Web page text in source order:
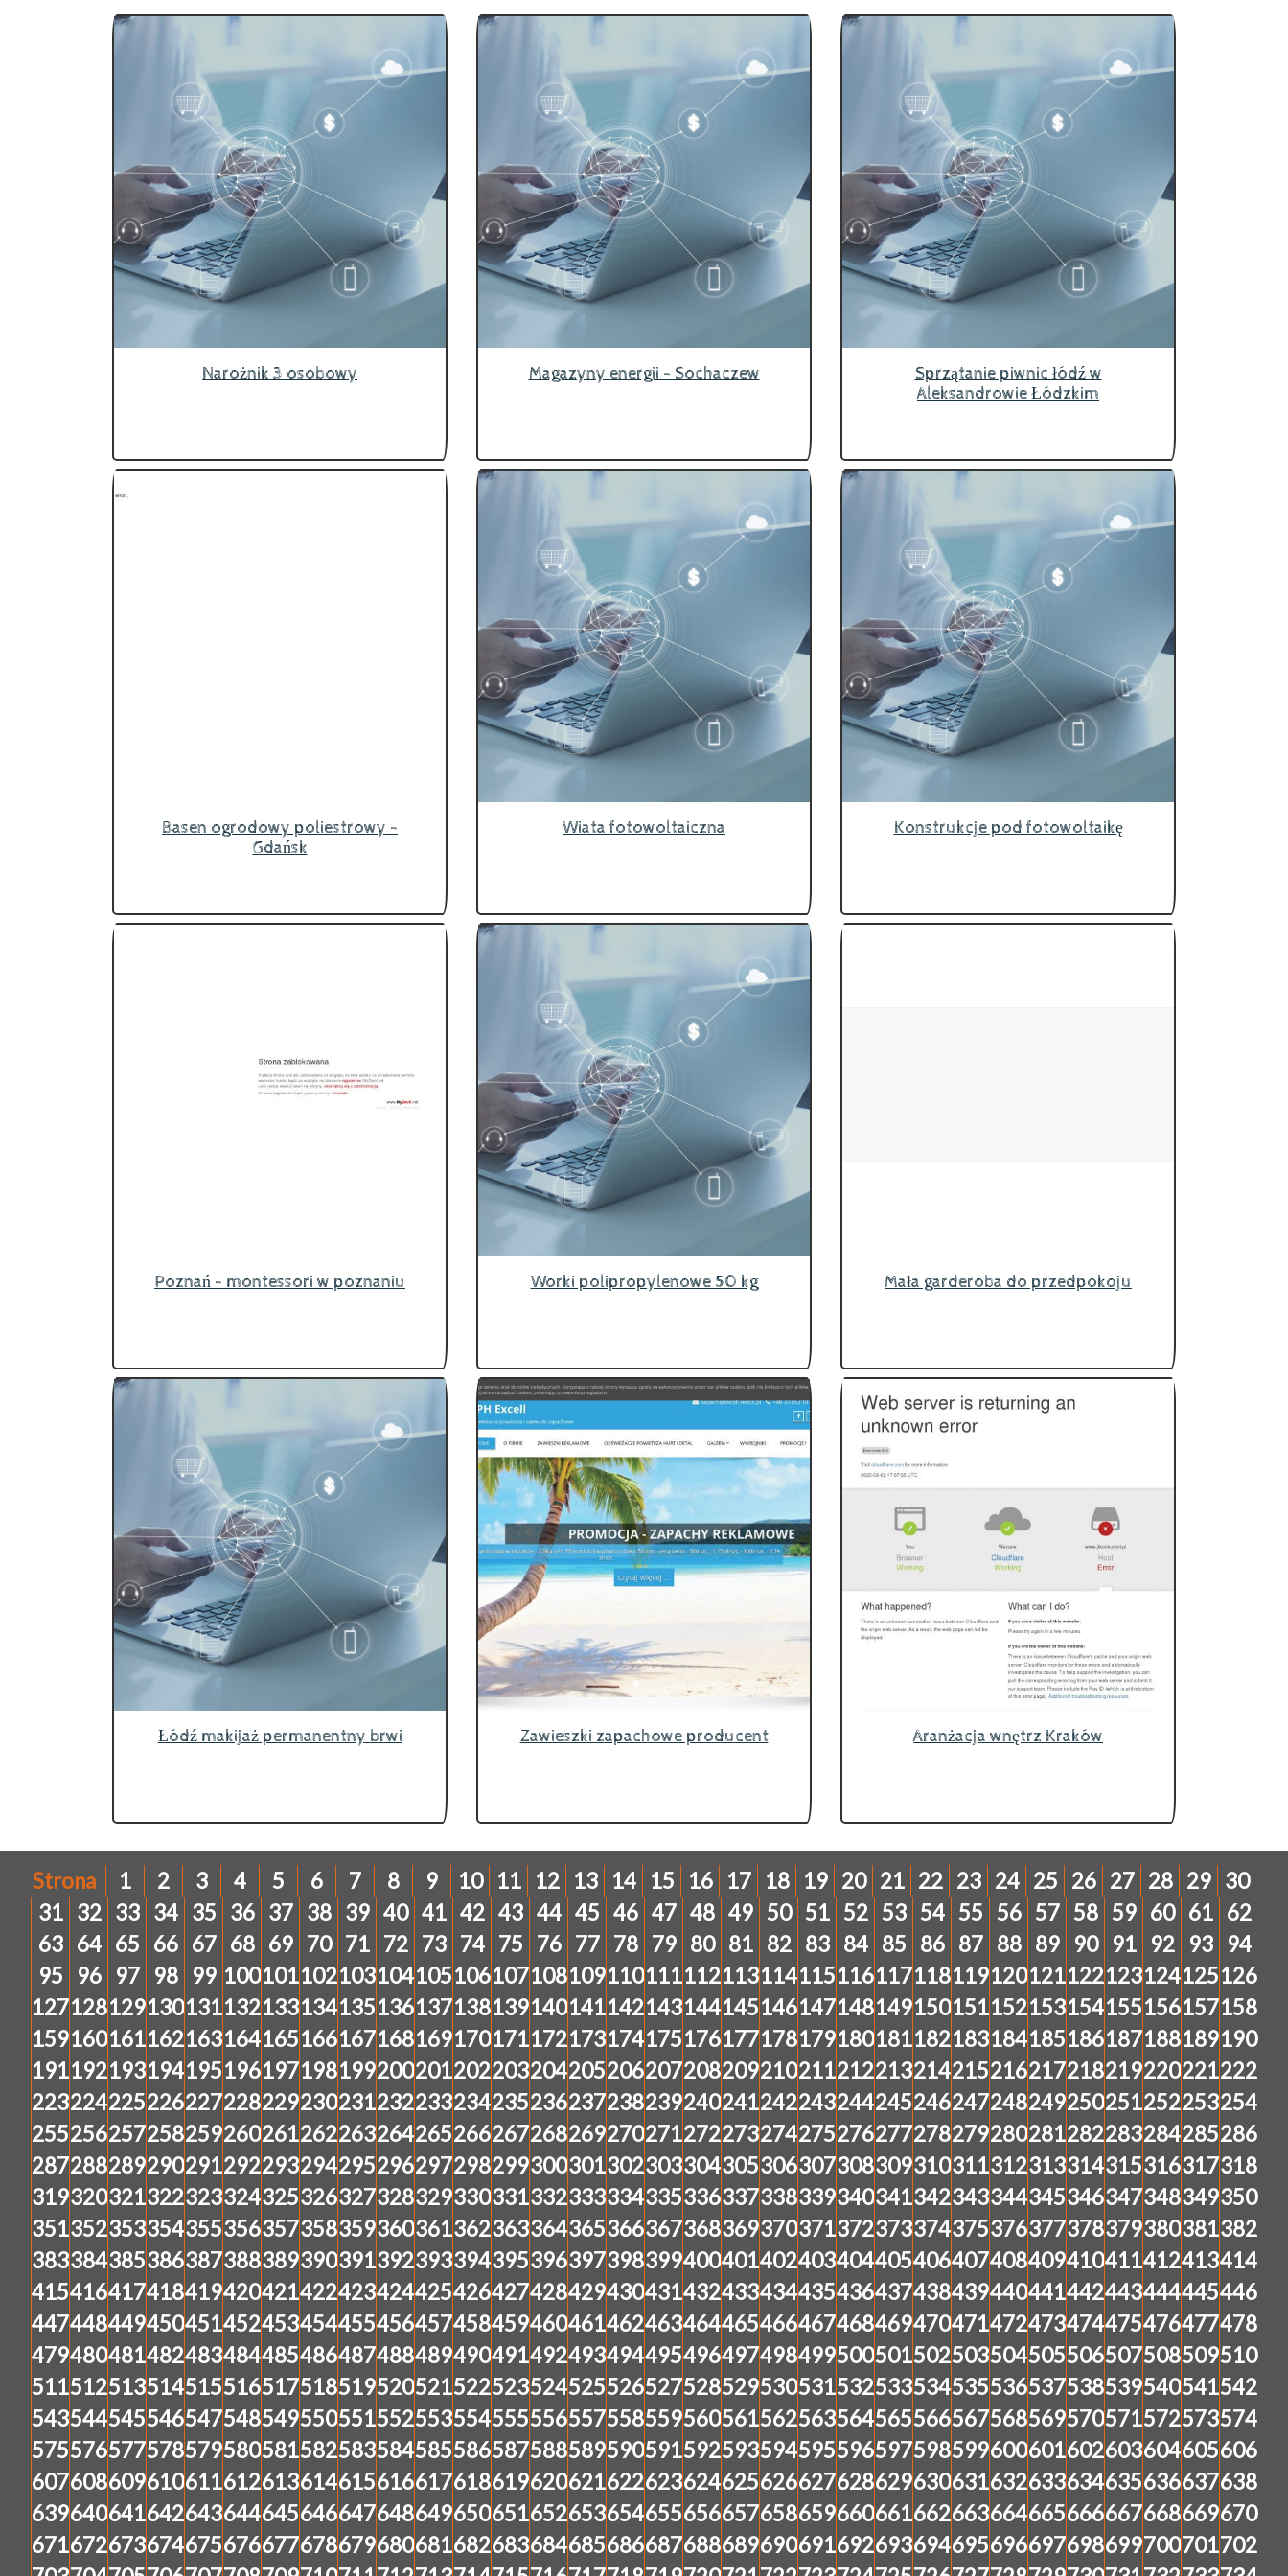
Narożnik 3 osobowy Magazyny energii - Sochaczew
Sprzątanie piwnic łódź w
Aleksandrowie Łódzkim
Basen ogrodowy poliestrowy -
Gdańsk
Wiata fotowoltaiczna Konstrukcje pod fotowoltaikę
Poznań - montessori w poznaniu Worki polipropylenowe 50 kg Mała garderoba do przedpokoju
Łódź makijaż permanentny brwi Zawieszki zapachowe producent Aranżacja wnętrz Kraków
Strona 1 2 3 4 5 6 7 8 9 10 11 12 13 14 15 16 17 18 19 20 21 22 23 24 25 26 27 28 29 30
31 32 33 34 35 36 37 38 39 40 41 42 43 44 45 46 47 48 49 50 51 52 53 54 55 56 57 58 59 60 61 62
63 64 65 66 67 68 69 70 71 72 73 74 75 76 77 78 79 80 81 82 83 84 85 86 87 88 89 90 91 92 93
94
95
96 97 98 99 100101102103104105106107108109110111112113114115116117118119120121122123124125126
127128129130131132133134135136137138139140141142143144145146147148149150151152153154155156157158
159160161162163164165166167168169170171172173174175176177178179180181182183184185186187188189190
191192193194195196197198199200201202203204205206207208209210211212213214215216217218219220221222
223224225226227228229230231232233234235236237238239240241242243244245246247248249250251252253254
255256257258259260261262263264265266267268269270271272273274275276277278279280281282283284285286
287288289290291292293294295296297298299300301302303304305306307308309310311312313314315316317318
319320321322323324325326327328329330331332333334335336337338339340341342343344345346347348349350
351352353354355356357358359360361362363364365366367368369370371372373374375376377378379380381382
383384385386387388389390391392393394395396397398399400401402403404405406407408409410411412413414
415416417418419420421422423424425426427428429430431432433434435436437438439440441442443444445446
447448449450451452453454455456457458459460461462463464465466467468469470471472473474475476477478
479480481482483484485486487488489490491492493494495496497498499500501502503504505506507508509510
511512513514515516517518519520521522523524525526527528529530531532533534535536537538539540541542
543544545546547548549550551552553554555556557558559560561562563564565566567568569570571572573574
575576577578579580581582583584585586587588589590591592593594595596597598599600601602603604605606
607608609610611612613614615616617618619620621622623624625626627628629630631632633634635636637638
639640641642643644645646647648649650651652653654655656657658659660661662663664665666667668669670
671672673674675676677678679680681682683684685686687688689690691692693694695696697698699700701702